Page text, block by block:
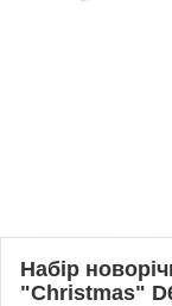
Набір
"Christmas"